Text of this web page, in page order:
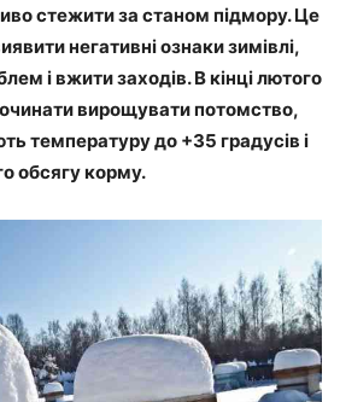
стежити за станом підмору. Це
негативні ознаки зимівлі,
і вжити заходів. В кінці лютого
вирощувати потомство,
температуру до +35 градусів і
обсягу корму.